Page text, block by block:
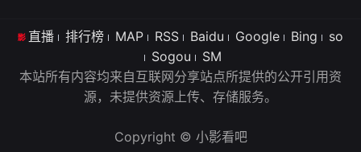
直播 排行榜 MAP RSS Baidu Google Bing
so
Sogou
SM
本站所有内容均来自互联网分享站点所提供的公开引用资
源，未提供资源上传、存储服务。
Copyright © 小影看吧